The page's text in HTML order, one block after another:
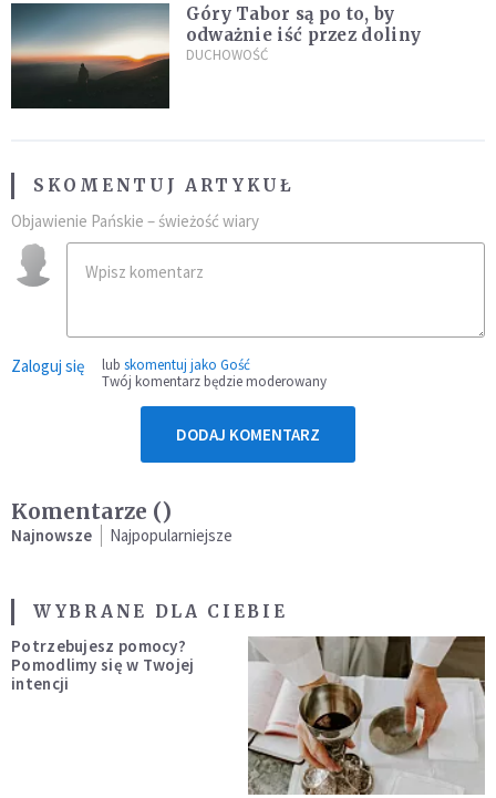
Góry Tabor są po to, by
odważnie iść przez doliny
DUCHOWOŚĆ
SKOMENTUJ ARTYKUŁ
Objawienie Pańskie – świeżość wiary
Zaloguj się lub skomentuj jako Gość
Twój komentarz będzie moderowany
DODAJ KOMENTARZ
Komentarze ()
Najnowsze Najpopularniejsze
WYBRANE DLA CIEBIE
Potrzebujesz pomocy?
Pomodlimy się w Twojej
intencji